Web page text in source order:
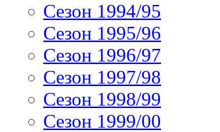
Сезон 1994/95
Сезон 1995/96
Сезон 1996/97
Сезон 1997/98
Сезон 1998/99
Сезон 1999/00